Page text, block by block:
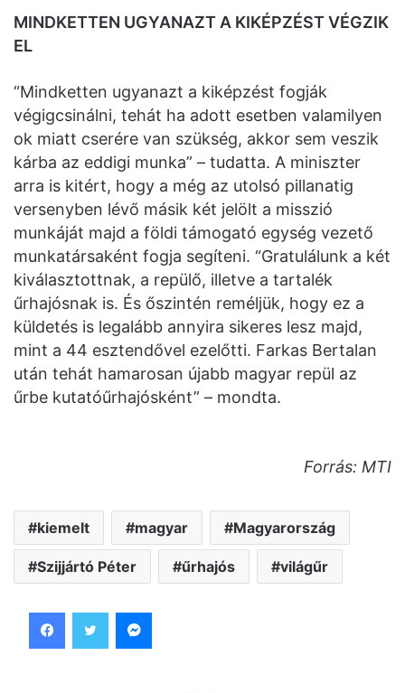
MINDKETTEN UGYANAZT A KIKÉPZÉST VÉGZIK
EL
“Mindketten ugyanazt a kiképzést fogják
végigcsinálni, tehát ha adott esetben valamilyen
ok miatt cserére van szükség, akkor sem veszik
kárba az eddigi munka” – tudatta. A miniszter
arra is kitért, hogy a még az utolsó pillanatig
versenyben lévő másik két jelölt a misszió
munkáját majd a földi támogató egység vezető
munkatársaként fogja segíteni. “Gratulálunk a két
kiválasztottnak, a repülő, illetve a tartalék
űrhajósnak is. És őszintén reméljük, hogy ez a
küldetés is legalább annyira sikeres lesz majd,
mint a 44 esztendővel ezelőtti. Farkas Bertalan
után tehát hamarosan újabb magyar repül az
űrbe kutatóűrhajósként” – mondta.
Forrás: MTI
kiemelt magyar Magyarország
Szijjártó Péter űrhajós világűr